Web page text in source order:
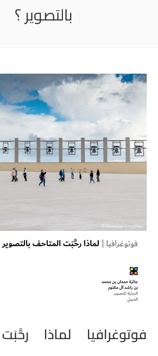
بالتصوير ؟
فوتوغرافيا لماذا